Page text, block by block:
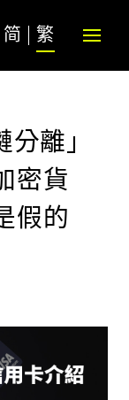
简 繁
離」
密貨
假的